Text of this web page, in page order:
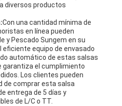
diversos productos
Con una cantidad mínima de
en línea pueden
y Pescado Sungem en su
equipo de envasado
automático de estas salsas
garantiza el cumplimiento
Los clientes pueden
de comprar esta salsa
entrega de 5 días y
de L/C o TT.